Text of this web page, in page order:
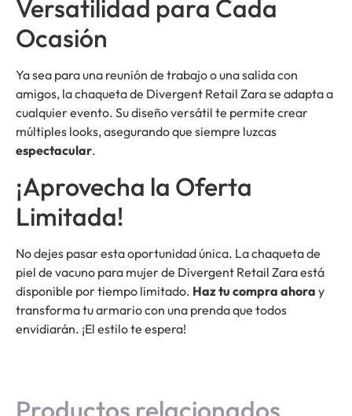
Versatilidad para Cada
Ocasión
Ya sea para una reunión de trabajo o una salida con
amigos, la chaqueta de Divergent Retail Zara se adapta a
cualquier evento. Su diseño versátil te permite crear
múltiples looks, asegurando que siempre luzcas
espectacular.
¡Aprovecha la Oferta
Limitada!
No dejes pasar esta oportunidad única. La chaqueta de
piel de vacuno para mujer de Divergent Retail Zara está
disponible por tiempo limitado. Haz tu compra ahora y
transforma tu armario con una prenda que todos
envidiarán. ¡El estilo te espera!
Productos relacionados